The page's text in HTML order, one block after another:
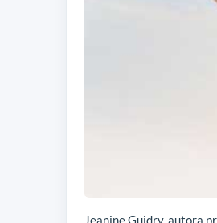
Jeanine Guidry, autora